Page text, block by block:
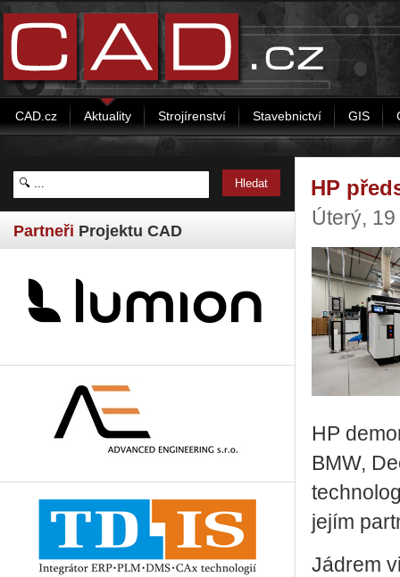
CAD.cz Aktuality Strojírenství Stavebnictví GIS
Partneři Projektu CAD
HP
Úterý,
HP
BMW,
jejím
Já­drem